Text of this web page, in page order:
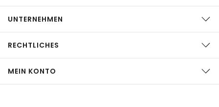
UNTERNEHMEN
RECHTLICHES
MEIN KONTO